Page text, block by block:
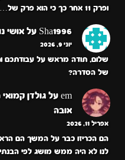
ופרק 11 אחר כך כי הוא פרק של…
Sha1996 על אושי נו
יוני 9, 2026
שלום, תודה מראש על עבודתכם
של הסדרה?
em על
אובה
אפריל 11, 2026
הם הכריזו כבר על המשך הם
לנו לא היה ממש מושג לפי